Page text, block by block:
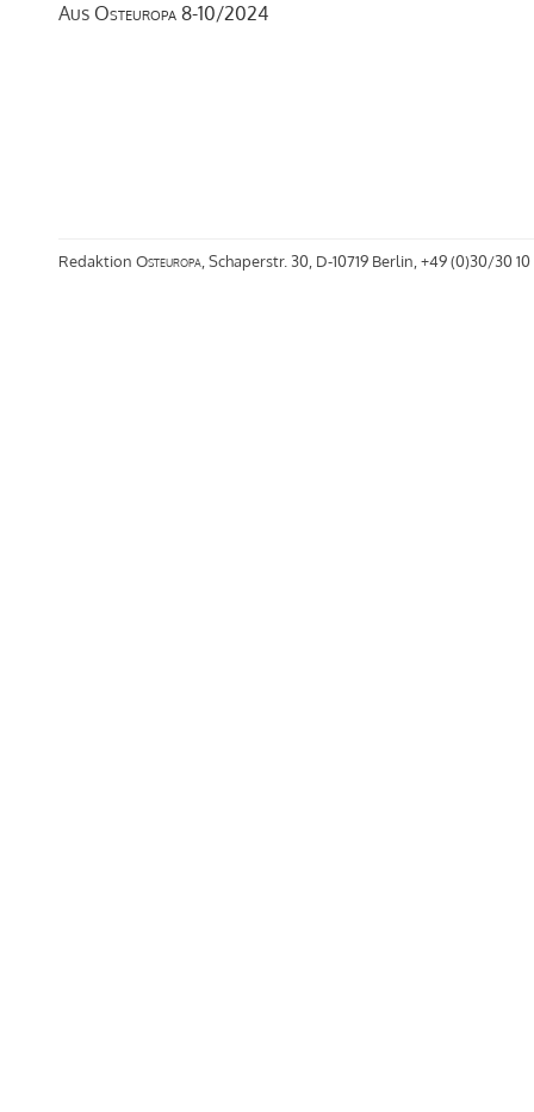
Aus Osteuropa 8-10/2024
Redaktion Osteuropa, Schaperstr. 30, D-10719 Berlin, +49 (0)30/30